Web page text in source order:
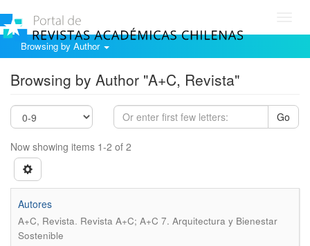
Browsing by Author
Browsing by Author "A+C, Revista"
Go
Now showing items 1-2 of 2
Autores
A+C, Revista. Revista A+C; A+C 7. Arquitectura y Bienestar
Sostenible